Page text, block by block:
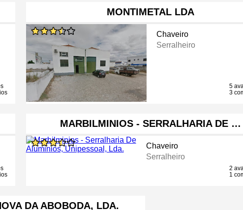
MONTIMETAL LDA
Chaveiro
Serralheiro
5
3
MARBILMINIOS - SERRALHARIA DE …
Chaveiro
Serralheiro
2
1
DA ABOBODA, LDA.